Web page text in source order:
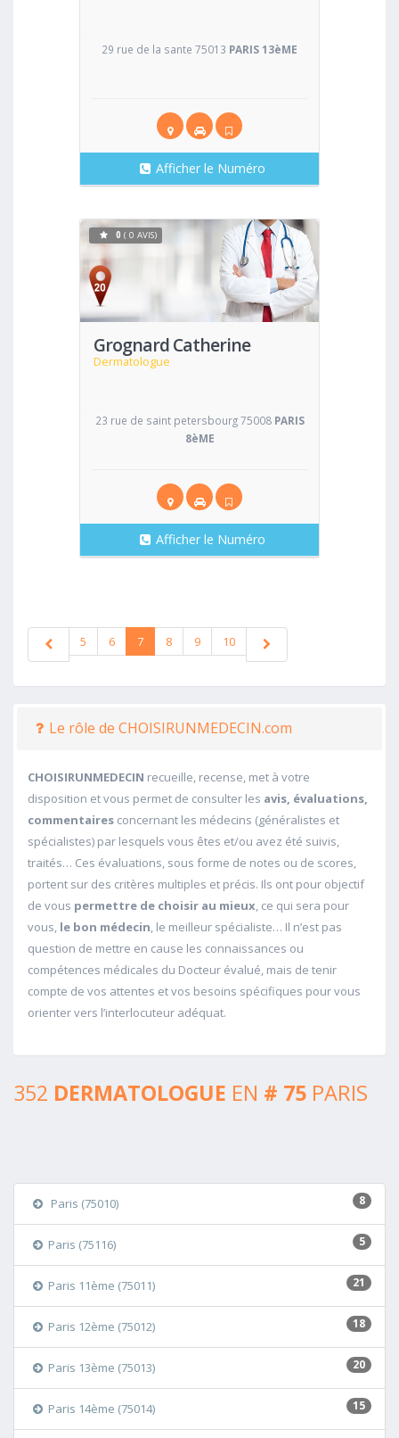
29 rue de la sante 75013 PARIS 13èME
Afficher le Numéro
Grognard Catherine
Dermatologue
Voir
0 ( 0 AVIS)
23 rue de saint petersbourg 75008 PARIS
8èME
Afficher le Numéro
5 6 7 8 9 10
Le rôle de CHOISIRUNMEDECIN.com
CHOISIRUNMEDECIN recueille, recense, met à votre
disposition et vous permet de consulter les avis, évaluations,
commentaires concernant les médecins (généralistes et
spécialistes) par lesquels vous êtes et/ou avez été suivis,
traités… Ces évaluations, sous forme de notes ou de scores,
portent sur des critères multiples et précis. Ils ont pour objectif
de vous permettre de choisir au mieux, ce qui sera pour
vous, le bon médecin, le meilleur spécialiste… Il n’est pas
question de mettre en cause les connaissances ou
compétences médicales du Docteur évalué, mais de tenir
compte de vos attentes et vos besoins spécifiques pour vous
orienter vers l’interlocuteur adéquat.
352 DERMATOLOGUE EN # 75 PARIS
8
Paris (75010)
5
Paris (75116)
21
Paris 11ème (75011)
18
Paris 12ème (75012)
20
Paris 13ème (75013)
15
Paris 14ème (75014)